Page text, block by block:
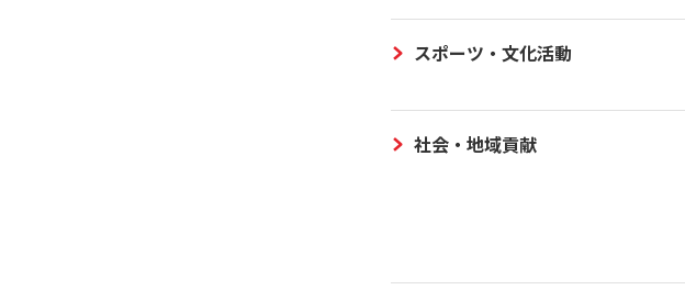
スポーツ・文化活動
社会・地域貢献